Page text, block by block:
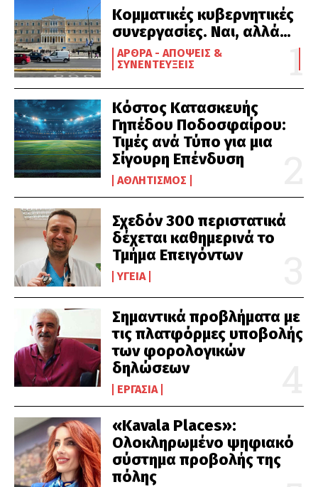
Κομματικές κυβερνητικές
συνεργασίες. Ναι, αλλά…
ΆΡΘΡΑ - ΑΠΌΨΕΙΣ &
ΣΥΝΕΝΤΕΎΞΕΙΣ
Κόστος Κατασκευής
Γηπέδου Ποδοσφαίρου:
Τιμές ανά Τύπο για μια
Σίγουρη Επένδυση
ΑΘΛΗΤΙΣΜΌΣ
Σχεδόν 300 περιστατικά
δέχεται καθημερινά το
Τμήμα Επειγόντων
ΥΓΕΊΑ
Σημαντικά προβλήματα με
τις πλατφόρμες υποβολής
των φορολογικών
δηλώσεων
ΕΡΓΑΣΊΑ
«Kavala Places»:
Ολοκληρωμένο ψηφιακό
σύστημα προβολής της
πόλης